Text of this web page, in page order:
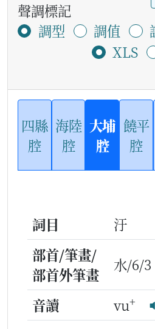
聲調標記
調型
調值
XLS
四縣
腔
海陸
腔
大埔
腔
饒平
腔
詞目
汙
部首/筆畫/
部首外筆畫
水/6/3
音讀 vu+